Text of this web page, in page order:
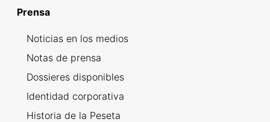
Prensa
Noticias en los medios
Notas de prensa
Dossieres disponibles
Identidad corporativa
Historia de la Peseta